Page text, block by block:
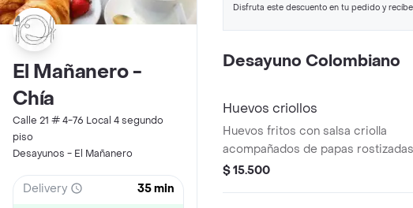
El Mañanero -
Chía
Calle 21 # 4-76 Local 4 segundo
piso
Desayunos - El Mañanero
Delivery 35 min
Disfruta este descuento en tu pedido y
Desayuno Colombiano
Huevos criollos
Huevos fritos con salsa criolla
acompañados de papas
$ 15.500